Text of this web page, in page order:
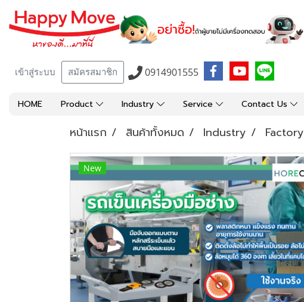
เข้าสู่ระบบ สมัครสมาชิก 0914901555
HOME Product Industry Service Contact Us
หน้าแรก สินค้าทั้งหมด Industry Factory
New